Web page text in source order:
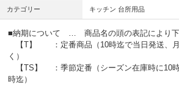
カテゴリー キッチン 台所用品
■納期について … 商品名の頭の表記により下
【T】 ：定番商品（10時迄で当日発送、
く）
【TS】 ：季節定番（シーズン在庫時に10
時迄）